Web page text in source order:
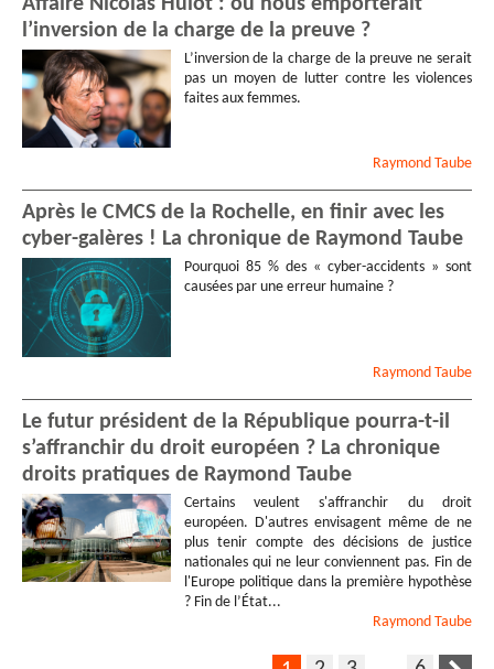
l’inversion de la charge de la preuve ?
L’inversion de la charge de la preuve ne serait
pas un moyen de lutter contre les violences
faites aux femmes.
Raymond Taube
Après le CMCS de la Rochelle, en finir avec les
cyber-galères ! La chronique de Raymond Taube
Pourquoi 85 % des « cyber-accidents » sont
causées par une erreur humaine ?
Raymond Taube
Le futur président de la République pourra-t-il
s’affranchir du droit européen ? La chronique
droits pratiques de Raymond Taube
Certains veulent s'affranchir du droit
européen. D'autres envisagent même de ne
plus tenir compte des décisions de justice
nationales qui ne leur conviennent pas. Fin de
l'Europe politique dans la première hypothèse
? Fin de l’État...
Raymond Taube